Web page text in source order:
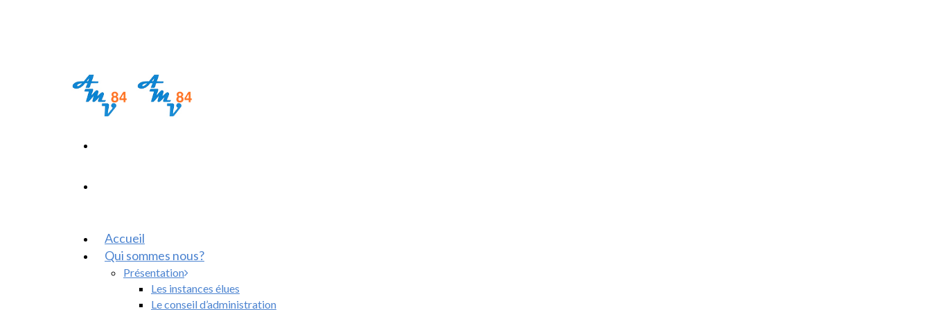
Accueil
Qui sommes nous?
Présentation
Les instances élues
Le conseil d’administration